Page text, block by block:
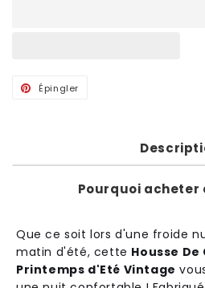
Épingler
Pourquoi acheter
Que ce soit lors d'une froide
matin d'été, cette Housse
Printemps d'Eté Vintage